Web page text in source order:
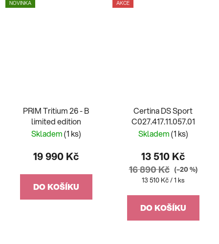
NOVINKA
PRIM Tritium 26 - B
limited edition
Skladem(1 ks)
19 990 Kč
DO KOŠÍKU
AKCE
Certina DS Sport
C027.417.11.057.01
Skladem(1 ks)
13 510 Kč
16 890 Kč (–20 %)
Měrná
13 510 Kč / 1 ks
DO KOŠÍKU